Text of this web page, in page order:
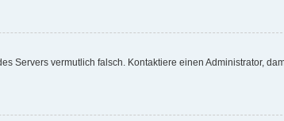
Servers vermutlich falsch. Kontaktiere einen Administrator,